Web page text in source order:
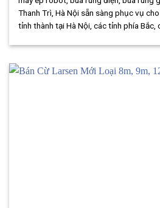
Thanh Trì, Hà Nội sẵn sàng phục vụ
tỉnh thành tại Hà Nội, các tỉnh phía Bắc,